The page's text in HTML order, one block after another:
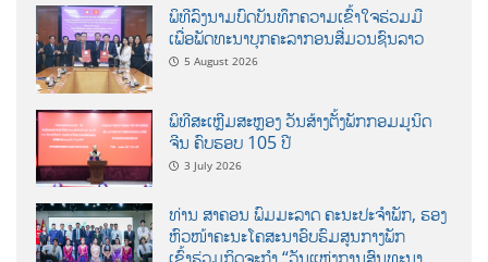
ພິທີລົງນາມບົດບັນທຶກຄວາມເຂົ້າໃຈຮ່ວມມື
ເພື່ອພັດທະນາບຸກຄະລາກອນສື່ມວນຊົນລາວ
5 August 2026
ພິທີສະເຫຼີມສະຫຼອງ ວັນສ້າງຕັ້ງພັກກອມມູນິດ
ຈີນ ຄົບຮອບ 105 ປີ
3 July 2026
ທ່ານ ສາຄອນ ພົມມະລາດ ຄະນະປະຈໍາພັກ, ຮອງ
ຫົວໜ້າຄະນະໂຄສະນາອົບຮົມສູນກາງພັກ